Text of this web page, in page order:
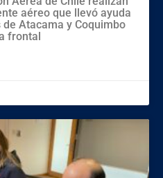
aéreo que llevó ayuda
Atacama y Coquimbo
frontal